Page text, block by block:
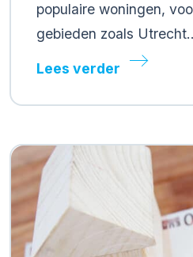
populaire woningen,
gebieden zoals
Lees verder